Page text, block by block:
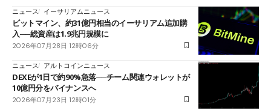
ニュース
イーサリアムニュース
ビットマイン、約31億円相当のイーサリアム追加購
入──総資産は1.9兆円規模に
2026年07月28日 12時06分
ニュース アルトコインニュース
DEXEが1日で約90%急落──チーム関連ウォレットが
10億円分をバイナンスへ
2026年07月23日 12時01分